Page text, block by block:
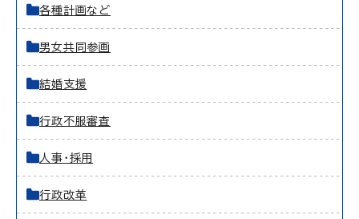
各種計画など
男女共同参画
結婚支援
行政不服審査
人事・採用
行政改革